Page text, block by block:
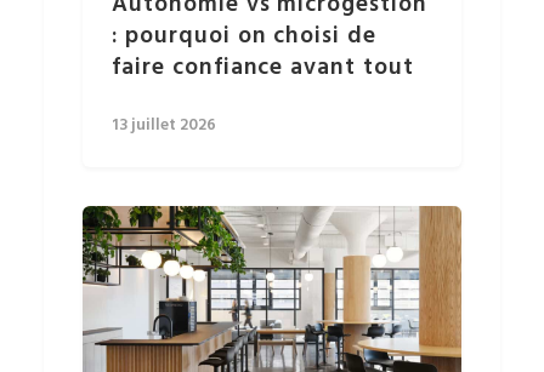
: pourquoi on choisi de
faire confiance avant tout
13 juillet 2026